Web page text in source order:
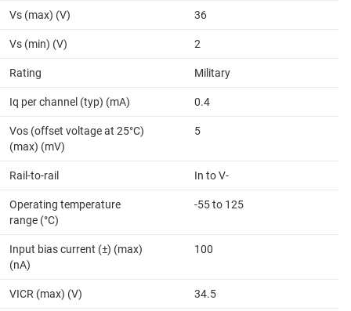
Vs (max) (V) 36
Vs (min) (V) 2
Rating Military
Iq per channel (typ) (mA) 0.4
Vos (offset voltage at 25°C)
(max) (mV)
5
Rail-to-rail In to V-
Operating temperature
range (°C)
-55 to 125
Input bias current (±) (max)
(nA)
100
VICR (max) (V) 34.5